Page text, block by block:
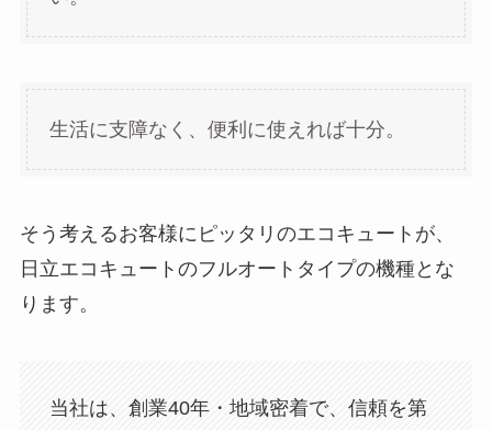
生活に支障なく、便利に使えれば十分。
そう考えるお客様にピッタリのエコキュートが、
日立エコキュートのフルオートタイプの機種とな
ります。
当社は、創業40年・地域密着で、信頼を第